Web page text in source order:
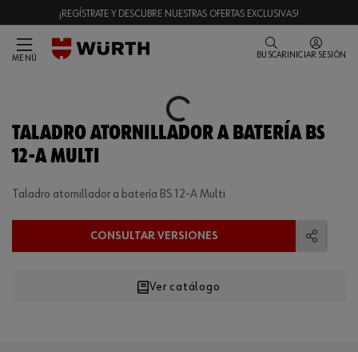
¡REGÍSTRATE Y DESCUBRE NUESTRAS OFERTAS EXCLUSIVAS!
MENÚ BUSCAR INICIAR SESIÓN
Loading...
TALADRO ATORNILLADOR A BATERÍA BS
12-A MULTI
Taladro atornillador a batería BS 12-A Multi
CONSULTAR VERSIONES
Ver catálogo